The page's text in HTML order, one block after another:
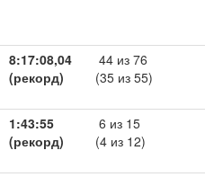
8:17:08,04
(рекорд)
44 из 76
(35 из 55)
1:43:55
(рекорд)
6 из 15
(4 из 12)